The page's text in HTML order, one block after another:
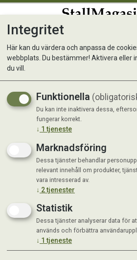
Visar 17 produkter
BLINKER
Integritet
Här kan du värdera och anpassa de
webbplats. Du bestämmer! Aktivera eller
du vill.
Funktionella
Du kan inte inaktivera dessa,
fungerar korrekt.
↓ 1 tjeneste
Marknadsföring
Dessa tjänster behandlar
relevant innehåll om produkter,
vara intresserad av.
↓ 2tjenester
Statistik
Dessa tjänster analyserar data för
används och förbättra
↓ 1 tjeneste